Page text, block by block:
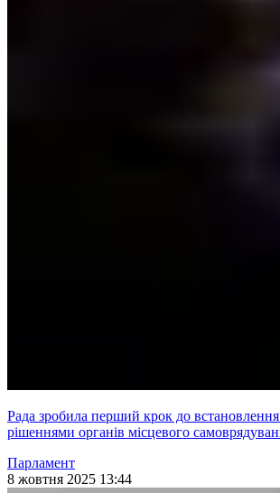
Рада зробила перший крок до встановлення
рішеннями органів місцевого
Парламент
8 жовтня 2025 13:44